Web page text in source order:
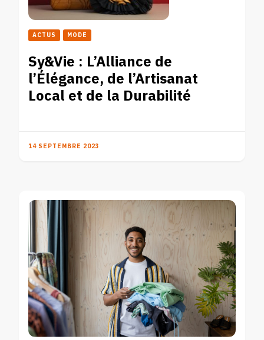
ACTUS MODE
Sy&Vie : L’Alliance de
l’Élégance, de l’Artisanat
Local et de la Durabilité
14 SEPTEMBRE 2023